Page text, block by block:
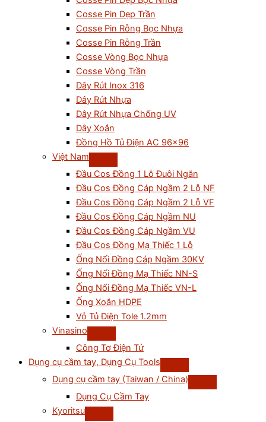
Cosse Pin Dẹp Trần
Cosse Pin Rỗng Bọc Nhựa
Cosse Pin Rỗng Trần
Cosse Vòng Bọc Nhựa
Cosse Vòng Trần
Dây Rút Inox 316
Dây Rút Nhựa
Dây Rút Nhựa Chống UV
Dây Xoắn
Đồng Hồ Tủ Điện AC 96×96
Việt Nam
Đầu Cos Đồng 1 Lỗ Đuôi Ngắn
Đầu Cos Đồng Cáp Ngầm 2 Lỗ NF
Đầu Cos Đồng Cáp Ngầm 2 Lỗ VF
Đầu Cos Đồng Cáp Ngầm NU
Đầu Cos Đồng Cáp Ngầm VU
Đầu Cos Đồng Mạ Thiếc 1 Lỗ
Ống Nối Đồng Cáp Ngầm 30KV
Ống Nối Đồng Mạ Thiếc NN-S
Ống Nối Đồng Mạ Thiếc VN-L
Ống Xoắn HDPE
Vỏ Tủ Điện Tole 1.2mm
Vinasino
Công Tơ Điện Tử
Dụng cụ cầm tay, Dụng Cụ Tools
Dụng cụ cầm tay (Taiwan / China)
Dụng Cụ Cầm Tay
Kyoritsu